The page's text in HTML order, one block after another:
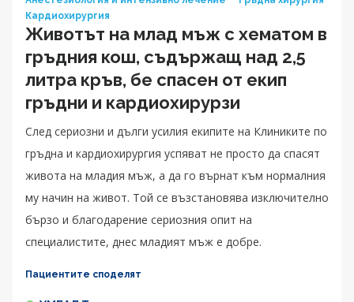
Кардиохирургия
Животът на млад мъж с хематом в
гръдния кош, съдържащ над 2,5
литра кръв, бе спасен от екип
гръдни и кардиохирурзи
След сериозни и дълги усилия екипите на Клиниките по
гръдна и кардиохирургия успяват не просто да спасят
живота на младия мъж, а да го върнат към нормалния
му начин на живот. Той се възстановява изключително
бързо и благодарение сериозния опит на
специалистите, днес младият мъж е добре.
Пациентите споделят